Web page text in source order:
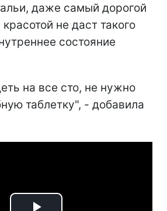
даже самый дорогой
не даст такого
состояние
на все сто, не нужно
таблетку", - добавила